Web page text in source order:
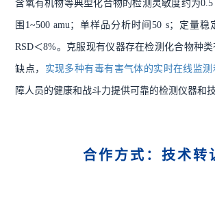
含氧有机物等典型化合物的检测灵敏度约为
围1~500 amu；单样品分析时间50 s；定量
RSD＜8%。克服现有仪器存在检测化合物种
缺点， 实现多种有毒有害气体的实时在线监测
障人员的健康和战斗力提供可靠的检测仪器和技
合作方式：技术转